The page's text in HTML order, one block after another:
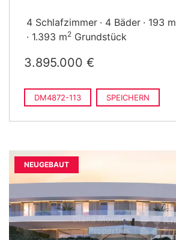
4 Schlafzimmer 4 Bäder 193 m
1.393 m2 Grundstück
3.895.000 €
DM4872-113 SPEICHERN
NEUGEBAUT